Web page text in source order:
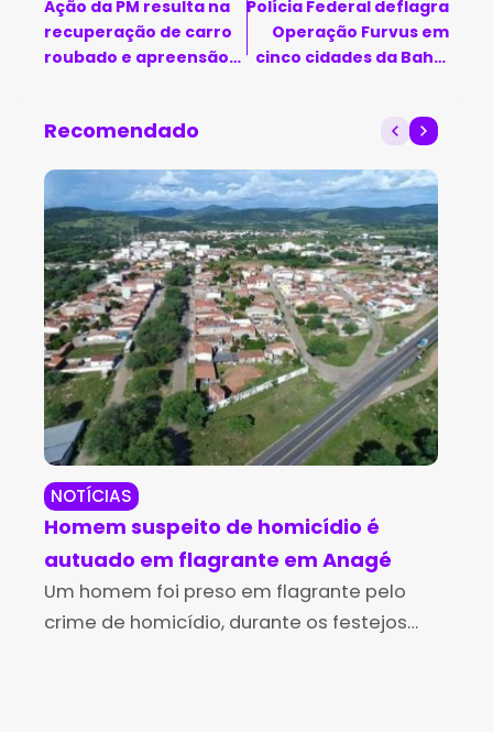
Ação da PM resulta na
recuperação de carro
roubado e apreensão
Polícia Federal deflagra
Operação Furvus em
cinco cidades da Bahia
furtos a caixas
Recomendado
NOTÍCIAS
Homem suspeito de homicídio é
autuado em flagrante em Anagé
Um homem foi preso em flagrante pelo
crime de homicídio, durante os festejos